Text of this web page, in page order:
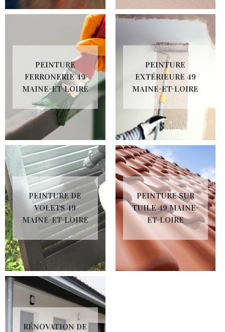
PEINTURE
FERRONERIE 49
MAINE-ET-LOIRE
PEINTURE
EXTÉRIEURE 49
MAINE-ET-LOIRE
PEINTURE DE
VOLETS 49
MAINE-ET-LOIRE
PEINTURE SUR
TUILE 49 MAINE-
ET-LOIRE
RÉNOVATION DE